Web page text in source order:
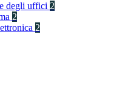
degli uffici 2
2
2